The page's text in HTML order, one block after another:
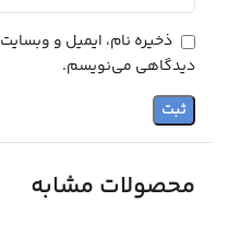
ذخیره نام، ایمیل و
دیدگاهی می‌نویسم.
محصولات مشابه